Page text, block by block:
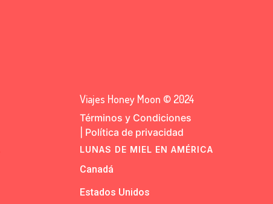
Viajes Honey Moon © 2024
Términos y Condiciones
Política de privacidad
LUNAS DE MIEL EN AMÉRICA
Canadá
Estados Unidos